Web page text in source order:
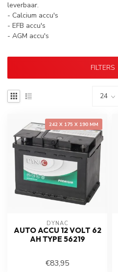
leverbaar.
- Calcium accu's
- EFB accu's
- AGM accu's
FILTERS
242 X 175 X 190 MM
DYNAC
AUTO ACCU 12 VOLT 62
AH TYPE 56219
€83,95